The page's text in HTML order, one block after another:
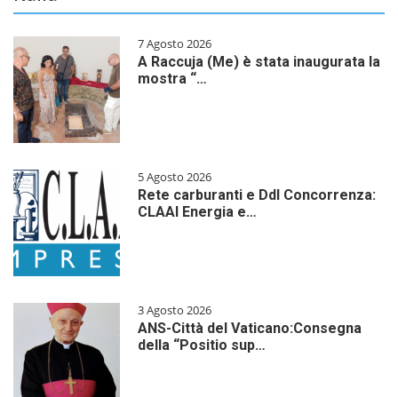
7 Agosto 2026
A Raccuja (Me) è stata inaugurata la
mostra “…
5 Agosto 2026
Rete carburanti e Ddl Concorrenza:
CLAAI Energia e…
3 Agosto 2026
ANS-Città del Vaticano:Consegna
della “Positio sup…